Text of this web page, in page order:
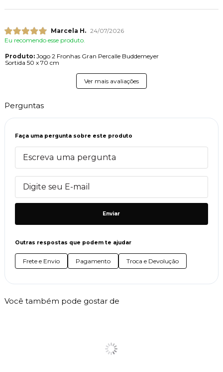
Marcela H. 24/07/2026
Eu recomendo esse produto.
Produto:Jogo 2 Fronhas Gran Percalle Buddemeyer
Sortida 50 x 70 cm
Ver mais avaliações
Perguntas
Faça uma pergunta sobre este produto
Enviar
Outras respostas que podem te ajudar
Frete e Envio Pagamento Troca e Devolução
Você também pode gostar de